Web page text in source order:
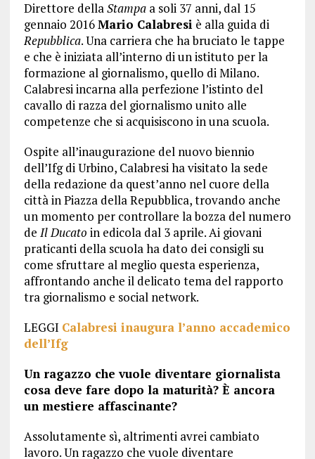
Direttore dellaStampaa soli 37 anni, dal 15
gennaio 2016Mario Calabresi è alla guida di
Repubblica. Una carriera che ha bruciato le tappe
e che è iniziata all’interno di un istituto per la
formazione al giornalismo, quello di Milano.
Calabresi incarna alla perfezione l’istinto del
cavallo di razza del giornalismo unito alle
competenze che si acquisiscono in una scuola.
Ospite all’inaugurazione del nuovo biennio
dell’Ifg di Urbino, Calabresi ha visitato la sede
della redazione da quest’anno nel cuore della
città in Piazza della Repubblica, trovando anche
un momento per controllare la bozza del numero
de Il Ducato in edicola dal 3 aprile. Ai giovani
praticanti della scuola ha dato dei consigli su
come sfruttare al meglio questa esperienza,
affrontando anche il delicato tema del rapporto
tra giornalismo e social network.
LEGGI Calabresi inaugura l’anno accademico
dell’Ifg
Un ragazzo che vuole diventare giornalista
cosa deve fare dopo la maturità? È ancora
un mestiere affascinante?
Assolutamente sì, altrimenti avrei cambiato
lavoro. Un ragazzo che vuole diventare